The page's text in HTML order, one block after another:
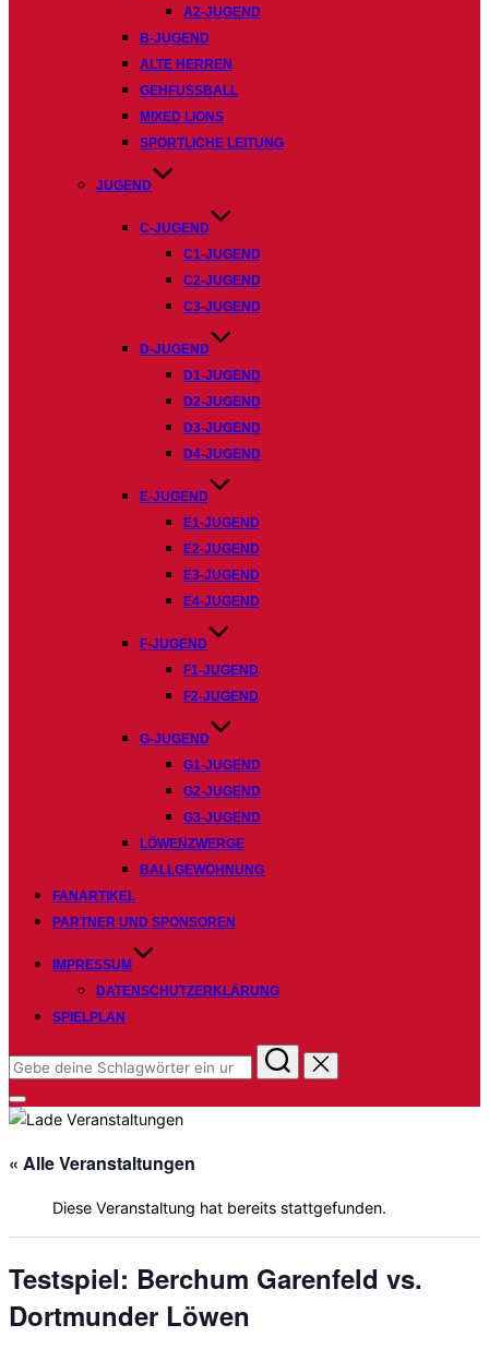
A2-JUGEND
B-JUGEND
ALTE HERREN
GEHFUSSBALL
MIXED LIONS
SPORTLICHE LEITUNG
JUGEND
C-JUGEND
C1-JUGEND
C2-JUGEND
C3-JUGEND
D-JUGEND
D1-JUGEND
D2-JUGEND
D3-JUGEND
D4-JUGEND
E-JUGEND
E1-JUGEND
E2-JUGEND
E3-JUGEND
E4-JUGEND
F-JUGEND
F1-JUGEND
F2-JUGEND
G-JUGEND
G1-JUGEND
G2-JUGEND
G3-JUGEND
LÖWENZWERGE
BALLGEWÖHNUNG
FANARTIKEL
PARTNER UND SPONSOREN
IMPRESSUM
DATENSCHUTZERKLÄRUNG
SPIELPLAN
Suchen
nach:
Seitenleiste
&
umschalten
« Alle Veranstaltungen
Diese Veranstaltung hat bereits stattgefunden.
Testspiel: Berchum Garenfeld vs.
Dortmunder Löwen